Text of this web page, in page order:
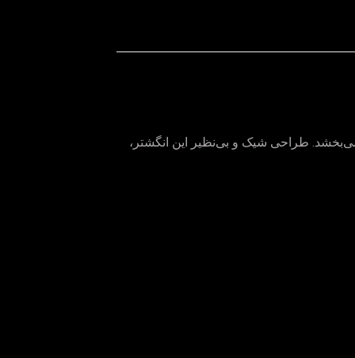
می‌بخشد. طراحی شیک و بی‌نظیر این انگشتر،